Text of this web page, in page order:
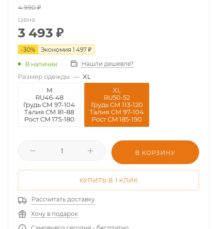
4 990₽
Цена
3 493 ₽
-30% Экономия 1 497 ₽
В наличии
Нашли дешевле?
Размер одежды — XL
M
RU46-48
Грудь СМ 97-104
Талия СМ 81-88
Рост CM 175-180
XL
RU50-52
Грудь СМ 113-120
Талия СМ 97-104
Рост CM 185-190
В КОРЗИНУ
КУПИТЬ В 1 КЛИК
Рассчитать доставку
Хочу в подарок